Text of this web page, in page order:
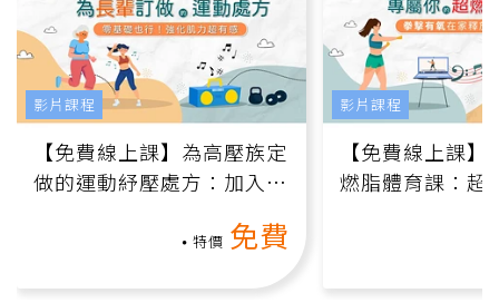
【免費線上課】為高壓族定
做的運動紓壓處方：加入行
特價 免費
影片課程
【免費線上課
燃脂體育課：超
影片課程